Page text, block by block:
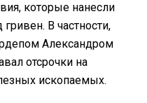
которые нанесли
В частности,
Александром
отсрочки на
ископаемых.